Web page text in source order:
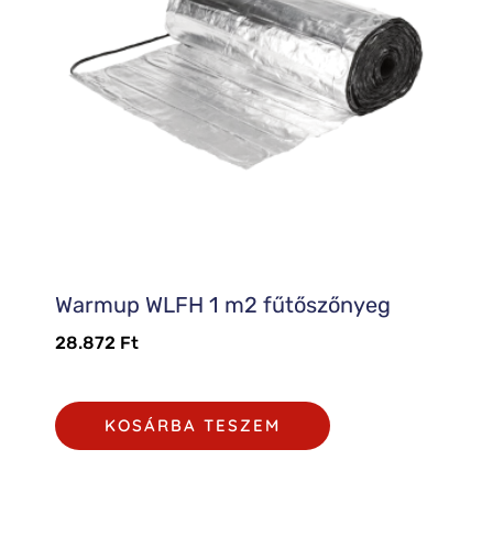
Warmup WLFH 1 m2 fűtőszőnyeg
28.872 Ft
KOSÁRBA TESZEM